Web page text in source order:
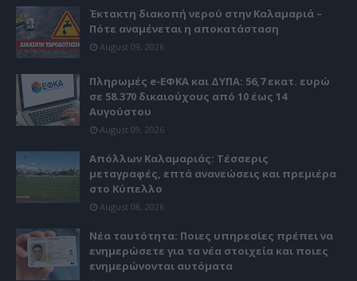
Έκτακτη διακοπή νερού στην Καλαμαριά –
Πότε αναμένεται η αποκατάσταση
August 09, 2026
Πληρωμές e-ΕΦΚΑ και ΔΥΠΑ: 56,7 εκατ. ευρώ
σε 58.370 δικαιούχους από 10 έως 14
Αυγούστου
August 09, 2026
Απόλλων Καλαμαριάς: Τέσσερις
μεταγραφές, επτά ανανεώσεις και πρεμιέρα
στο Κύπελλο
August 08, 2026
Νέα ταυτότητα: Ποιες υπηρεσίες πρέπει να
ενημερώσετε για τα νέα στοιχεία και ποιες
ενημερώνονται αυτόματα